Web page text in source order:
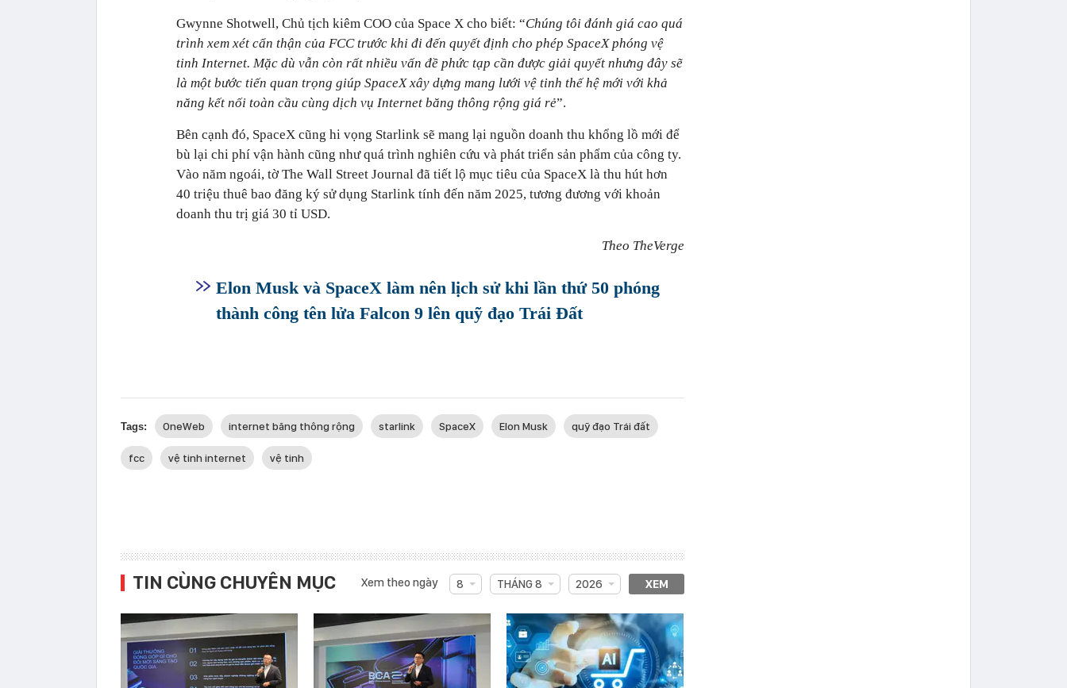
Gwynne Shotwell, Chủ tịch kiêm COO của Space X cho biết: “Chúng tôi đánh giá cao quá
trình xem xét cẩn thận của FCC trước khi đi đến quyết định cho phép SpaceX phóng vệ
tinh Internet. Mặc dù vẫn còn rất nhiều vấn đề phức tạp cần được giải quyết nhưng đây sẽ
là một bước tiến quan trọng giúp SpaceX xây dựng mang lưới vệ tinh thế hệ mới với khả
năng kết nối toàn cầu cùng dịch vụ Internet băng thông rộng giá rẻ”.
Bên cạnh đó, SpaceX cũng hi vọng Starlink sẽ mang lại nguồn doanh thu khổng lồ mới để
bù lại chi phí vận hành cũng như quá trình nghiên cứu và phát triển sản phẩm của công ty.
Vào năm ngoái, tờ The Wall Street Journal đã tiết lộ mục tiêu của SpaceX là thu hút hơn
40 triệu thuê bao đăng ký sử dụng Starlink tính đến năm 2025, tương đương với khoản
doanh thu trị giá 30 tỉ USD.
Theo TheVerge
Elon Musk và SpaceX làm nên lịch sử khi lần thứ 50 phóng
thành công tên lửa Falcon 9 lên quỹ đạo Trái Đất
Tags: OneWeb internet băng thông rộng starlink SpaceX Elon Musk quỹ đạo Trái đất
fcc vệ tinh internet vệ tinh
TIN CÙNG CHUYÊN MỤC Xem theo ngày 8 THÁNG 8 2026 XEM